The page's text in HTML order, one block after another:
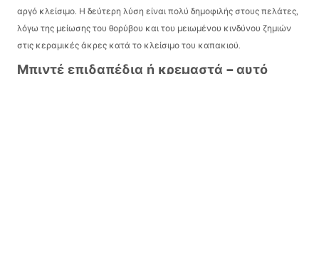
αργό κλείσιμο. Η δεύτερη λύση είναι πολύ δημοφιλής στους πελάτες,
λόγω της μείωσης του θορύβου και του μειωμένου κινδύνου ζημιών
στις κεραμικές άκρες κατά το κλείσιμο του καπακιού.
Μπιντέ επιδαπέδια ή κρεμαστά – αυτό